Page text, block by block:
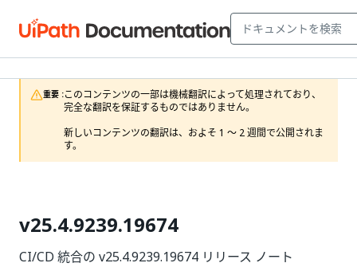
重要 :このコンテンツの一部は機械翻訳によって処理されており、
完全な翻訳を保証するものではありません。
新しいコンテンツの翻訳は、およそ 1 ～ 2 週間で公開されま
す。
v25.4.9239.19674
CI/CD 統合の v25.4.9239.19674 リリース ノート